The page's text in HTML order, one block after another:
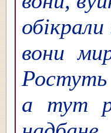
вони
Ростуть
а тут